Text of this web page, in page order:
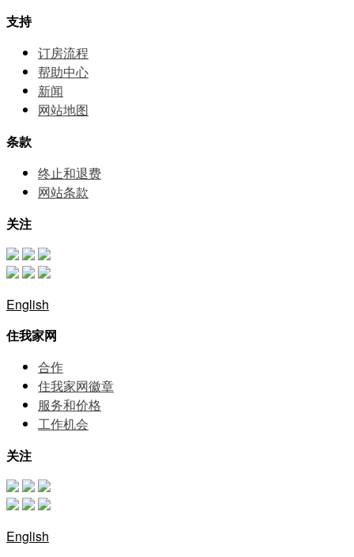
支持
订房流程
帮助中⼼
新闻
网站地图
条款
终止和退费
网站条款
关注
English
住我家网
合作
住我家网徽章
服务和价格
⼯作机会
关注
English